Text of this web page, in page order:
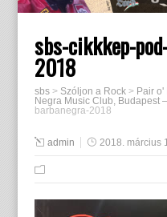
sbs-cikkkep-
2018
sbs> Szóljon a Rock> Pair o'
Negra Music Club, Budapest
barbanegra-2018
admin 2018. március